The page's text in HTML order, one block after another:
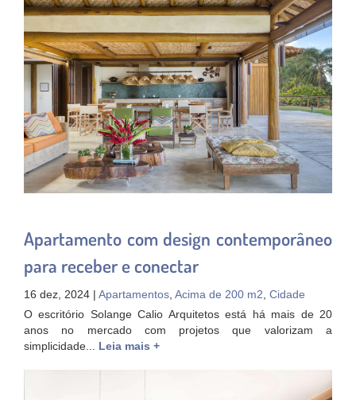
Apartamento com design contemporâneo
para receber e conectar
16 dez, 2024 | Apartamentos Acima de 200 m2 Cidade
O escritório Solange Calio Arquitetos está há mais de 20
anos no mercado com projetos que valorizam a
simplicidade...
Leia mais +